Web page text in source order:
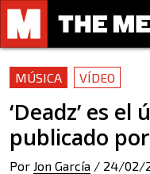
MÚSICA VÍDEO
‘Deadz’ es
publicado
Por Jon García / 24/02/